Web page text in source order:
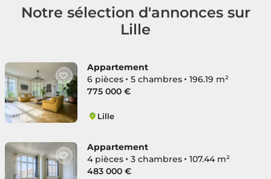
Notre sélection d'annonces sur
Lille
Appartement
6 pièces
5 chambres
196.19 m²
775 000 €
Lille
Appartement
4 pièces
3 chambres
107.44 m²
483 000 €